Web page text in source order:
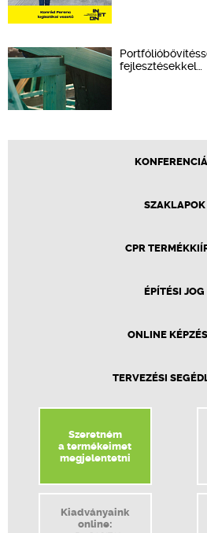
fejlesztésekkel…
SZAKLAPOK
CPR
ÉPÍTÉSI JOG
ONLINE
TERVEZÉSI
Szeretném
a termékeimet
megjelentetni
Kiadványaink
online: